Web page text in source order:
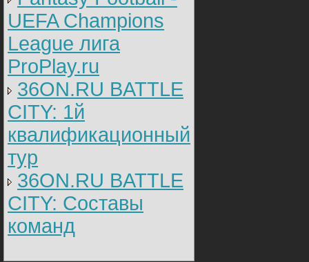
UEFA Champions
League лига
ProPlay.ru
36ON.RU BATTLE
CITY: 1й
квалификационный
тур
36ON.RU BATTLE
CITY: Составы
команд